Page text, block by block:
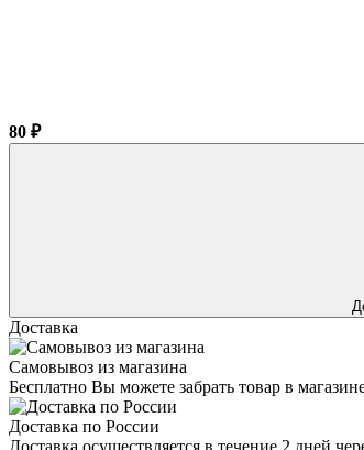
80 ₽
Доставка
Самовывоз из магазина
Бесплатно Вы можете забрать товар в
Доставка по России
Доставка осуществляется в течение 2 дней